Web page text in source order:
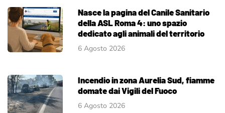
Nasce la pagina del Canile Sanitario
della ASL Roma 4: uno spazio
dedicato agli animali del territorio
6 Agosto 2026
Incendio in zona Aurelia Sud, fiamme
domate dai Vigili del Fuoco
6 Agosto 2026